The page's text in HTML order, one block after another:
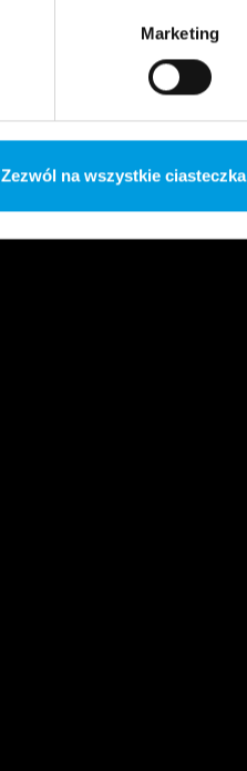
Marketing
Zezwól na wszystkie ciasteczka